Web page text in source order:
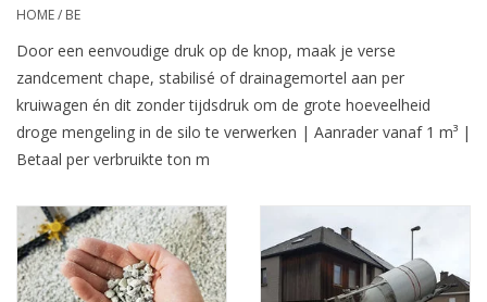
HOME/ BE
Door een eenvoudige druk op de knop, maak je verse
zandcement chape, stabilisé of drainagemortel aan per
kruiwagen én dit zonder tijdsdruk om de grote hoeveelheid
droge mengeling in de silo te verwerken | Aanrader vanaf 1 m³ |
Betaal per verbruikte ton m